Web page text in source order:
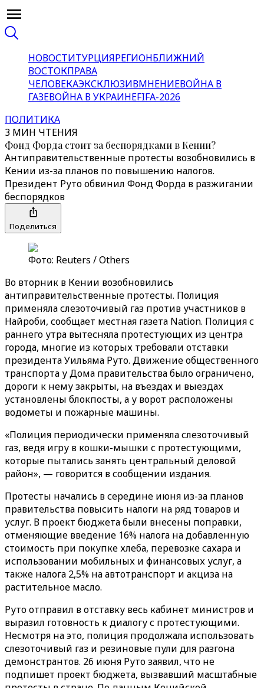
НОВОСТИТУРЦИЯРЕГИОНБЛИЖНИЙ
ВОСТОКПРАВА
ЧЕЛОВЕКАЭКСКЛЮЗИВМНЕНИЕВОЙНА В
ГАЗЕВОЙНА В УКРАИНЕFIFA-2026
ПОЛИТИКА
3 МИН ЧТЕНИЯ
Фонд Форда стоит за беспорядками в Кении?
Антиправительственные протесты возобновились в
Кении из-за планов по повышению налогов.
Президент Руто обвинил Фонд Форда в разжигании
беспорядков
Поделиться
Фото: Reuters / Others
Во вторник в Кении возобновились
антиправительственные протесты. Полиция
применяла слезоточивый газ против участников в
Найроби, сообщает местная газета Nation. Полиция с
раннего утра вытесняла протестующих из центра
города, многие из которых требовали отставки
президента Уильяма Руто. Движение общественного
транспорта у Дома правительства было ограничено,
дороги к нему закрыты, на въездах и выездах
установлены блокпосты, а у ворот расположены
водометы и пожарные машины.
«Полиция периодически применяла слезоточивый
газ, ведя игру в кошки-мышки с протестующими,
которые пытались занять центральный деловой
район», — говорится в сообщении издания.
Протесты начались в середине июня из-за планов
правительства повысить налоги на ряд товаров и
услуг. В проект бюджета были внесены поправки,
отменяющие введение 16% налога на добавленную
стоимость при покупке хлеба, перевозке сахара и
использовании мобильных и финансовых услуг, а
также налога 2,5% на автотранспорт и акциза на
растительное масло.
Руто отправил в отставку весь кабинет министров и
выразил готовность к диалогу с протестующими.
Несмотря на это, полиция продолжала использовать
слезоточивый газ и резиновые пули для разгона
демонстрантов. 26 июня Руто заявил, что не
подпишет проект бюджета, вызвавший масштабные